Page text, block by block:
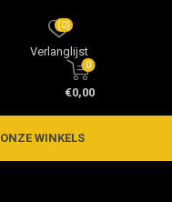
Verlanglijst
(0)
0
€0,00
ONZE WINKELS